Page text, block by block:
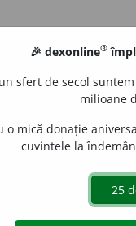
â
albaneza
🎉 dexonline®
sfert de secol
milioane
o mică donație
cuvintele la